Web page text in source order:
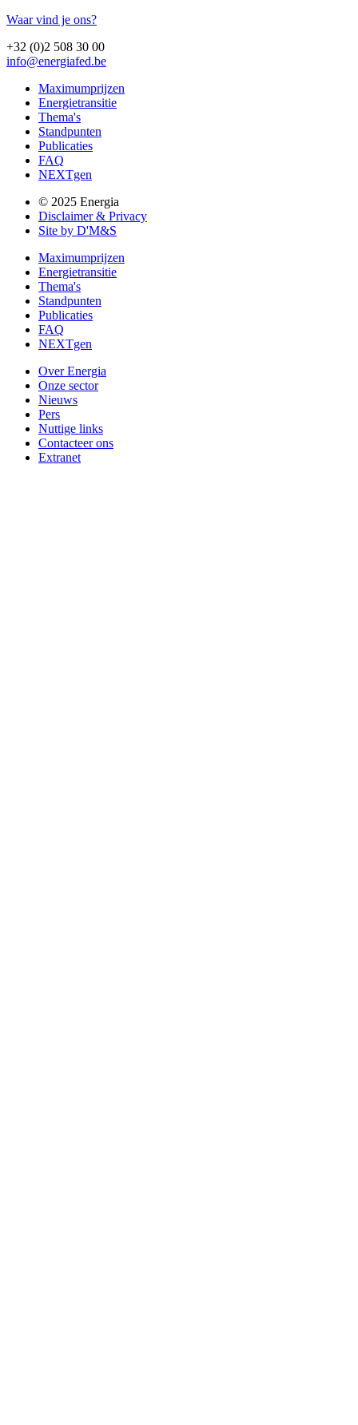
Waar vind je ons?
+32 (0)2 508 30 00
info@energiafed.be
Maximumprijzen
Energietransitie
Thema's
Standpunten
Publicaties
FAQ
NEXTgen
© 2025 Energia
Disclaimer & Privacy
Site by D'M&S
Maximumprijzen
Energietransitie
Thema's
Standpunten
Publicaties
FAQ
NEXTgen
Over Energia
Onze sector
Nieuws
Pers
Nuttige links
Contacteer ons
Extranet